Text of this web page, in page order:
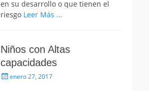
en su desarrollo o que tienen el
riesgo Leer Más …
Niños con Altas
capacidades
Publicado
enero 27, 2017